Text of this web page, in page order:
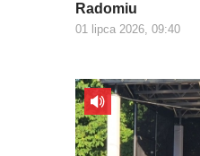
Radomiu
01 lipca 2026, 09:40